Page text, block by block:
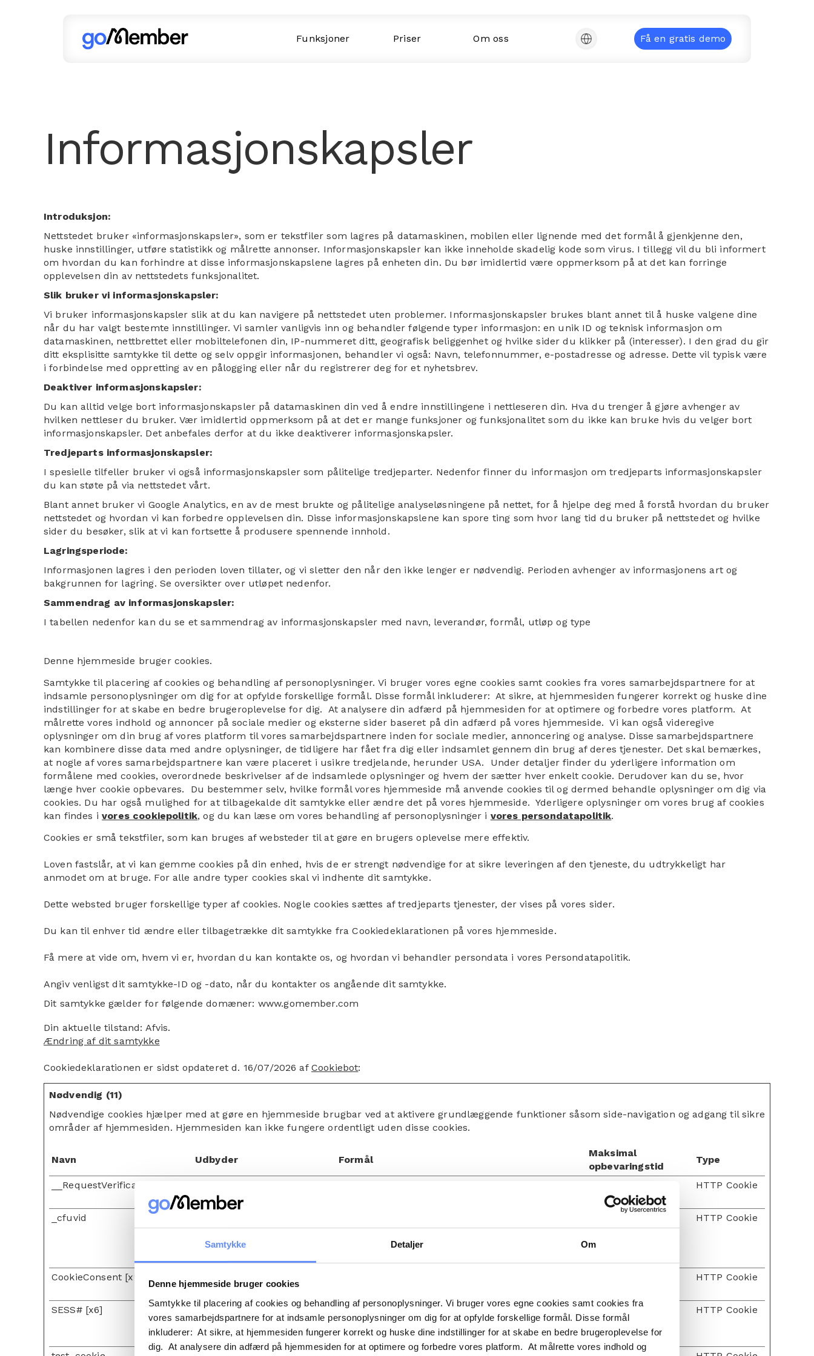
Samtykke Detaljer Om
Denne hjemmeside bruger cookies
Samtykke til placering af cookies og behandling af personoplysninger. Vi bruger vores egne cookies samt cookies fra
vores samarbejdspartnere for at indsamle personoplysninger om dig for at opfylde forskellige formål. Disse formål
inkluderer: At sikre, at hjemmesiden fungerer korrekt og huske dine indstillinger for at skabe en bedre brugeroplevelse for
dig. At analysere din adfærd på hjemmesiden for at optimere og forbedre vores platform. At målrette vores indhold og
Funksjoner Priser Om oss Få en gratis demo
Informasjonskapsler
Introduksjon:
Nettstedet bruker «informasjonskapsler», som er tekstfiler som lagres på datamaskinen, mobilen eller lignende med det formål å gjenkjenne den,
huske innstillinger, utføre statistikk og målrette annonser. Informasjonskapsler kan ikke inneholde skadelig kode som virus. I tillegg vil du bli informert
om hvordan du kan forhindre at disse informasjonskapslene lagres på enheten din. Du bør imidlertid være oppmerksom på at det kan forringe
opplevelsen din av nettstedets funksjonalitet.
Slik bruker vi informasjonskapsler:
Vi bruker informasjonskapsler slik at du kan navigere på nettstedet uten problemer. Informasjonskapsler brukes blant annet til å huske valgene dine
når du har valgt bestemte innstillinger. Vi samler vanligvis inn og behandler følgende typer informasjon: en unik ID og teknisk informasjon om
datamaskinen, nettbrettet eller mobiltelefonen din, IP-nummeret ditt, geografisk beliggenhet og hvilke sider du klikker på (interesser). I den grad du gir
ditt eksplisitte samtykke til dette og selv oppgir informasjonen, behandler vi også: Navn, telefonnummer, e-postadresse og adresse. Dette vil typisk være
i forbindelse med oppretting av en pålogging eller når du registrerer deg for et nyhetsbrev.
Deaktiver informasjonskapsler:
Du kan alltid velge bort informasjonskapsler på datamaskinen din ved å endre innstillingene i nettleseren din. Hva du trenger å gjøre avhenger av
hvilken nettleser du bruker. Vær imidlertid oppmerksom på at det er mange funksjoner og funksjonalitet som du ikke kan bruke hvis du velger bort
informasjonskapsler. Det anbefales derfor at du ikke deaktiverer informasjonskapsler.
Tredjeparts informasjonskapsler:
I spesielle tilfeller bruker vi også informasjonskapsler som pålitelige tredjeparter. Nedenfor finner du informasjon om tredjeparts informasjonskapsler
du kan støte på via nettstedet vårt.
Blant annet bruker vi Google Analytics, en av de mest brukte og pålitelige analyseløsningene på nettet, for å hjelpe deg med å forstå hvordan du bruker
nettstedet og hvordan vi kan forbedre opplevelsen din. Disse informasjonskapslene kan spore ting som hvor lang tid du bruker på nettstedet og hvilke
sider du besøker, slik at vi kan fortsette å produsere spennende innhold.
Lagringsperiode:
Informasjonen lagres i den perioden loven tillater, og vi sletter den når den ikke lenger er nødvendig. Perioden avhenger av informasjonens art og
bakgrunnen for lagring. Se oversikter over utløpet nedenfor.
Sammendrag av informasjonskapsler:
I tabellen nedenfor kan du se et sammendrag av informasjonskapsler med navn, leverandør, formål, utløp og type
Denne hjemmeside bruger cookies.
Samtykke til placering af cookies og behandling af personoplysninger. Vi bruger vores egne cookies samt cookies fra vores samarbejdspartnere for at
indsamle personoplysninger om dig for at opfylde forskellige formål. Disse formål inkluderer: At sikre, at hjemmesiden fungerer korrekt og huske dine
indstillinger for at skabe en bedre brugeroplevelse for dig. At analysere din adfærd på hjemmesiden for at optimere og forbedre vores platform. At
målrette vores indhold og annoncer på sociale medier og eksterne sider baseret på din adfærd på vores hjemmeside. Vi kan også videregive
oplysninger om din brug af vores platform til vores samarbejdspartnere inden for sociale medier, annoncering og analyse. Disse samarbejdspartnere
kan kombinere disse data med andre oplysninger, de tidligere har fået fra dig eller indsamlet gennem din brug af deres tjenester. Det skal bemærkes,
at nogle af vores samarbejdspartnere kan være placeret i usikre tredjelande, herunder USA. Under detaljer finder du yderligere information om
formålene med cookies, overordnede beskrivelser af de indsamlede oplysninger og hvem der sætter hver enkelt cookie. Derudover kan du se, hvor
længe hver cookie opbevares. Du bestemmer selv, hvilke formål vores hjemmeside må anvende cookies til og dermed behandle oplysninger om dig via
cookies. Du har også mulighed for at tilbagekalde dit samtykke eller ændre det på vores hjemmeside. Yderligere oplysninger om vores brug af cookies
kan findes ivores cookiepolitik, og du kan læse om vores behandling af personoplysninger i vores persondatapolitik.
Cookies er små tekstfiler, som kan bruges af websteder til at gøre en brugers oplevelse mere effektiv.
Loven fastslår, at vi kan gemme cookies på din enhed, hvis de er strengt nødvendige for at sikre leveringen af den tjeneste, du udtrykkeligt har
anmodet om at bruge. For alle andre typer cookies skal vi indhente dit samtykke.
Dette websted bruger forskellige typer af cookies. Nogle cookies sættes af tredjeparts tjenester, der vises på vores sider.
Du kan til enhver tid ændre eller tilbagetrække dit samtykke fra Cookiedeklarationen på vores hjemmeside.
Få mere at vide om, hvem vi er, hvordan du kan kontakte os, og hvordan vi behandler persondata i vores Persondatapolitik.
Angiv venligst dit samtykke-ID og -dato, når du kontakter os angående dit samtykke.
Dit samtykke gælder for følgende domæner: www.gomember.com
Din aktuelle tilstand: Afvis.
Ændring af dit samtykke
Cookiedeklarationen er sidst opdateret d. 16/07/2026 af Cookiebot:
Nødvendig (11)
Nødvendige cookies hjælper med at gøre en hjemmeside brugbar ved at aktivere grundlæggende funktioner såsom side-navigation og adgang til sikre
områder af hjemmesiden. Hjemmesiden kan ikke fungere ordentligt uden disse cookies.
Navn Udbyder Formål
Maksimal
opbevaringstid
Type
__RequestVerificationToken HTTP Cookie
_cfuvid
Indbefatter load-balancing, levering af
hjemmesideindhold og DNS-forbindelser for
HTTP Cookie
CookieConsent [x2]
Cookiebot
HTTP Cookie
SESS# [x6]
embed.ycb.me
gomember.ycb.me
gomember-no.ycb.me
Bevarer brugertilstand på tværs af
sideforespørgsler.
Session HTTP Cookie